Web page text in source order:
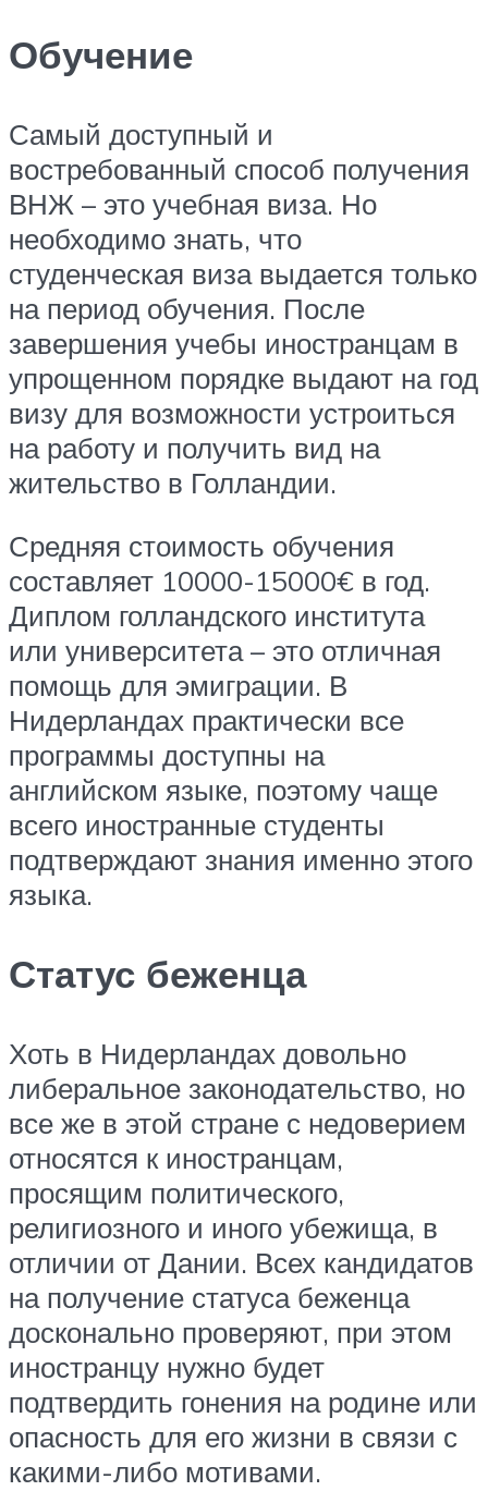
Обучение
Самый доступный и
востребованный способ получения
ВНЖ – это учебная виза. Но
необходимо знать, что
студенческая виза выдается только
на период обучения. После
завершения учебы иностранцам в
упрощенном порядке выдают на год
визу для возможности устроиться
на работу и получить вид на
жительство в Голландии.
Средняя стоимость обучения
составляет 10000-15000€ в год.
Диплом голландского института
или университета – это отличная
помощь для эмиграции. В
Нидерландах практически все
программы доступны на
английском языке, поэтому чаще
всего иностранные студенты
подтверждают знания именно этого
языка.
Статус беженца
Хоть в Нидерландах довольно
либеральное законодательство, но
все же в этой стране с недоверием
относятся к иностранцам,
просящим политического,
религиозного и иного убежища, в
отличии от Дании. Всех кандидатов
на получение статуса беженца
досконально проверяют, при этом
иностранцу нужно будет
подтвердить гонения на родине или
опасность для его жизни в связи с
какими-либо мотивами.